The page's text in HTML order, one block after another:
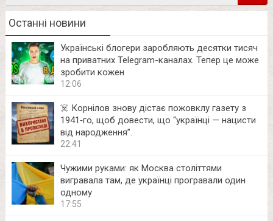
Останні новини
Українські блогери заробляють десятки тисяч
на приватних Telegram-каналах. Тепер це може
зробити кожен
12:06
☠️ Корнілов знову дістає пожовклу газету з
1941‑го, щоб довести, що “українці — нацисти
від народження”.
22:41
Чужими руками: як Москва століттями
вигравала там, де українці програвали один
одному
17:55